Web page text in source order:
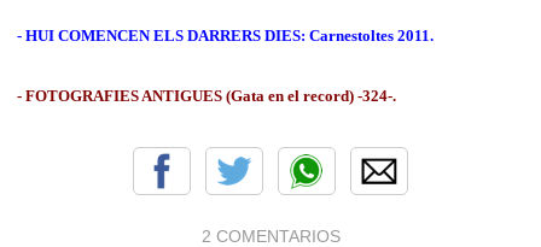
- HUI COMENCEN ELS DARRERS DIES: Carnestoltes 2011.
- FOTOGRAFIES ANTIGUES (Gata en el record) -324-.
2 COMENTARIOS